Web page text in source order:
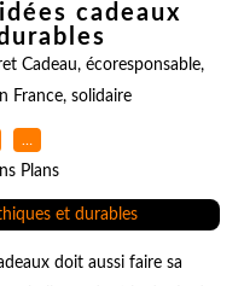
cadeaux
Cadeau, écoresponsable,
France, solidaire
…
Plans
doit aussi faire sa